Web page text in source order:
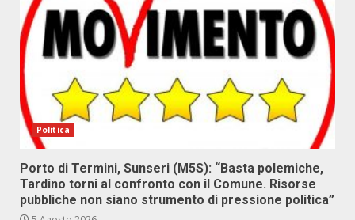
Politica
Porto di Termini, Sunseri (M5S): “Basta polemiche,
Tardino torni al confronto con il Comune. Risorse
pubbliche non siano strumento di pressione politica”